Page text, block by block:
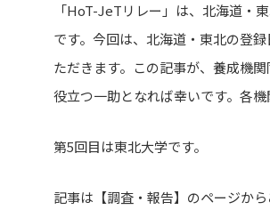
「HoT-JeTリレー」は、北海道・
です。今回は、北海道・東北の登
ただきます。この記事が、養成機
役立つ一助となれば幸いです。各
第5回目は東北大学です。
記事は【調査・報告】のページから